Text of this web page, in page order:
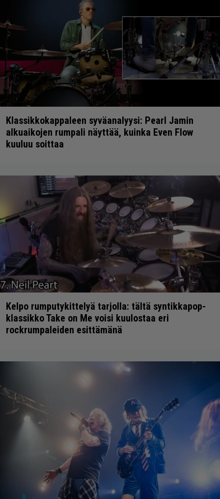
Klassikkokappaleen syväanalyysi: Pearl Jamin
alkuaikojen rumpali näyttää, kuinka Even Flow
kuuluu soittaa
Kelpo rumputykittelyä tarjolla: tältä syntikkapop-
klassikko Take on Me voisi kuulostaa eri
rockrumpaleiden esittämänä